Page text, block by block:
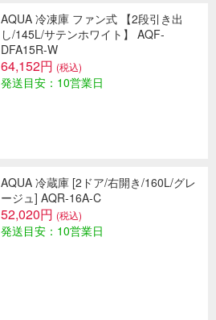
AQUA 冷凍庫 ファン式 【2段引き出
し/145L/サテンホワイト】 AQF-
DFA15R-W
64,152円 (税込)
発送目安：10営業日
AQUA 冷蔵庫 [2ドア/右開き/160L/グレ
ージュ] AQR-16A-C
52,020円 (税込)
発送目安：10営業日